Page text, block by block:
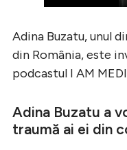
Adina Buzatu, unul
din România, este
podcastul I AM
Adina Buzatu a
traumă ai ei din